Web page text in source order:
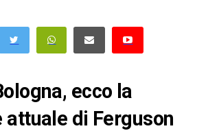
ecco la
attuale di Ferguson